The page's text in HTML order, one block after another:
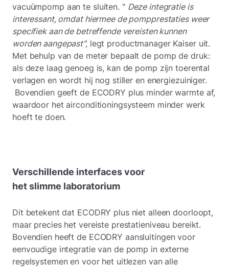
vacuümpomp aan te sluiten. " Deze integratie is
interessant, omdat hiermee de pompprestaties weer
specifiek aan de betreffende vereisten kunnen
worden aangepast",legt productmanager Kaiser uit.
Met behulp van de meter bepaalt de pomp de druk:
als deze laag genoeg is, kan de pomp zijn toerental
verlagen en wordt hij nog stiller en energiezuiniger.
Bovendien geeft de ECODRY plus minder warmte af,
waardoor het airconditioningsysteem minder werk
hoeft te doen.
Verschillende interfaces voor
het slimme laboratorium
Dit betekent dat ECODRY plus niet alleen doorloopt,
maar precies het vereiste prestatieniveau bereikt.
Bovendien heeft de ECODRY aansluitingen voor
eenvoudige integratie van de pomp in externe
regelsystemen en voor het uitlezen van alle